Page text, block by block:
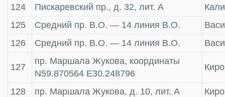
124
Пискаревский пр., д. 32, лит. А
125
Средний пр. В.О. — 14 линия В.О.
126
Средний пр. В.О. — 14 линия В.О.
127
пр. Маршала Жукова, координаты
N59.870564 E30.248796
128 пр. Маршала Жукова, д. 10, лит. А